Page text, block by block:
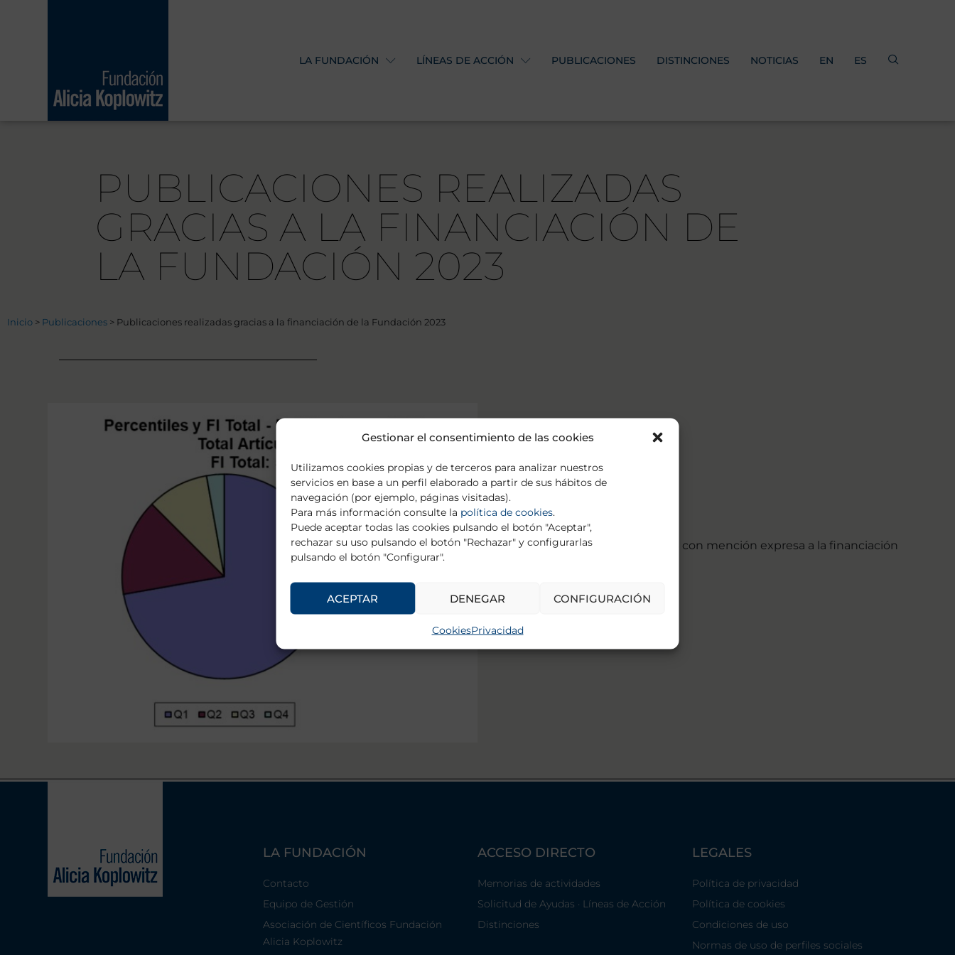
Gestionar el consentimiento de las cookies
Utilizamos cookies propias y de terceros para analizar nuestros
servicios en base a un perfil elaborado a partir de sus hábitos de
navegación (por ejemplo, páginas visitadas).
Para más información consulte la política de cookies.
Puede aceptar todas las cookies pulsando el botón "Aceptar",
rechazar su uso pulsando el botón "Rechazar" y configurarlas
pulsando el botón "Configurar".
ACEPTAR DENEGAR CONFIGURACIÓN
CookiesPrivacidad
LA FUNDACIÓN LÍNEAS DE ACCIÓN PUBLICACIONES DISTINCIONES NOTICIAS EN ES
PUBLICACIONES REALIZADAS
GRACIAS A LA FINANCIACIÓN DE
LA FUNDACIÓN 2023
Inicio > Publicaciones > Publicaciones realizadas gracias a la financiación de la Fundación 2023
Publicaciones realizadas en 2023 con mención expresa a la financiación
DESCARGAR
LA FUNDACIÓN
Contacto
Equipo de Gestión
Asociación de Científicos Fundación
Alicia Koplowitz
ACCESO DIRECTO
Memorias de actividades
Solicitud de Ayudas · Líneas de Acción
Distinciones
LEGALES
Política de privacidad
Política de cookies
Condiciones de uso
Normas de uso de perfiles sociales